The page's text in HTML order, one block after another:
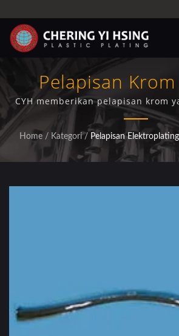
Pelapisan
Profesional
Panel Mesin Cuci
CYH memberikan pelapisan krom
pada plastik ABS dengan desain
pencetakan injeksi, dan
komprehensif untuk produsen
tangga.
Home / Kategori / Pelapisan